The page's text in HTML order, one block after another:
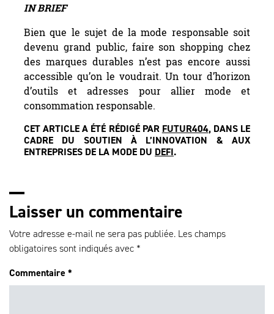
IN BRIEF
Bien que le sujet de la mode responsable soit
devenu grand public, faire son shopping chez
des marques durables n’est pas encore aussi
accessible qu’on le voudrait. Un tour d’horizon
d’outils et adresses pour allier mode et
consommation responsable.
CET ARTICLE A ÉTÉ RÉDIGÉ PAR FUTUR404, DANS LE
CADRE DU SOUTIEN À L’INNOVATION & AUX
ENTREPRISES DE LA MODE DU DEFI.
Laisser un commentaire
Votre adresse e-mail ne sera pas publiée. Les champs
obligatoires sont indiqués avec *
Commentaire *